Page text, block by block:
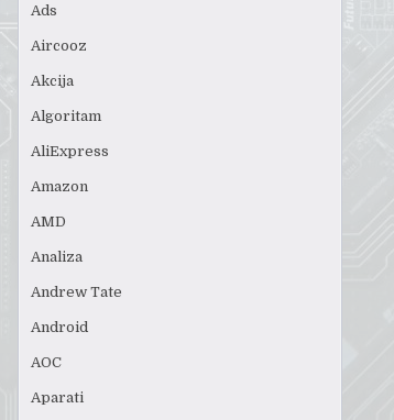
Ads
Aircooz
Akcija
Algoritam
AliExpress
Amazon
AMD
Analiza
Andrew Tate
Android
AOC
Aparati